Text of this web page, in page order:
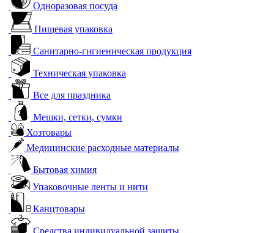
Одноразовая посуда
Пищевая упаковка
Санитарно-гигиеническая продукция
Техническая упаковка
Все для праздника
Мешки, сетки, сумки
Хозтовары
Медицинские расходные материалы
Бытовая химия
Упаковочные ленты и нити
Канцтовары
Средства индивидуальной защиты